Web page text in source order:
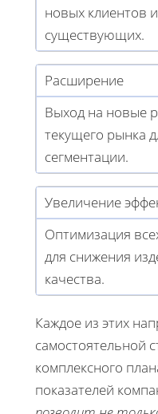
новых клиентов
существующих.
Расширение
Выход на новые
текущего рынка
сегментации.
Увеличение
Оптимизация
для снижения
качества.
Каждое из этих
самостоятельной
комплексного
показателей